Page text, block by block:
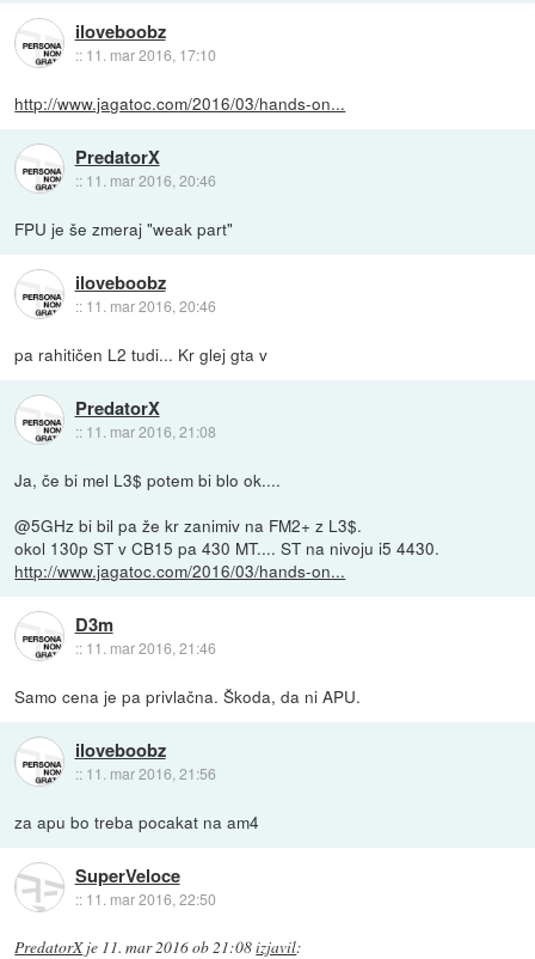
iloveboobz
:: 11. mar 2016, 17:10
http://www.jagatoc.com/2016/03/hands-on...
PredatorX
:: 11. mar 2016, 20:46
FPU je še zmeraj "weak part"
iloveboobz
:: 11. mar 2016, 20:46
pa rahitičen L2 tudi... Kr glej gta v
PredatorX
:: 11. mar 2016, 21:08
Ja, če bi mel L3$ potem bi blo ok....
@5GHz bi bil pa že kr zanimiv na FM2+ z L3$.
okol 130p ST v CB15 pa 430 MT.... ST na nivoju i5 4430.
http://www.jagatoc.com/2016/03/hands-on...
D3m
:: 11. mar 2016, 21:46
Samo cena je pa privlačna. Škoda, da ni APU.
iloveboobz
:: 11. mar 2016, 21:56
za apu bo treba pocakat na am4
SuperVeloce
:: 11. mar 2016, 22:50
PredatorXje 11. mar 2016 ob 21:08izjavil: